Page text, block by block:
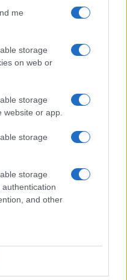
me
storage
on web or
storage
website or app.
storage
storage
and other